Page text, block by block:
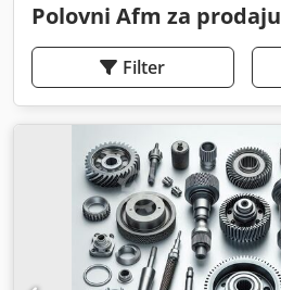
Polovni Afm za prodaju
Filter